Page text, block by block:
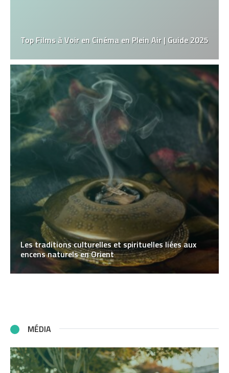
Top Films à Voir en Cinéma en Plein Air | Guide 2025
Les traditions culturelles et spirituelles liées aux
encens naturels en Orient
MÉDIA